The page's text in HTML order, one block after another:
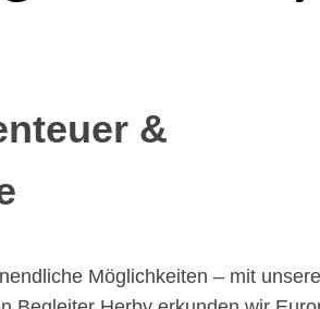
&
Möglichkeiten – mit